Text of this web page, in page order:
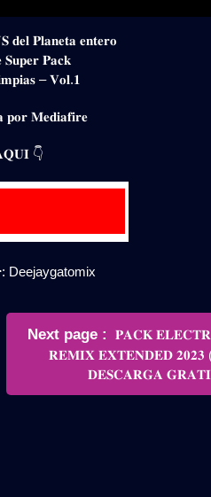
𝐝𝐞𝐥 𝐏𝐥𝐚𝐧𝐞𝐭𝐚 𝐞𝐧𝐭𝐞𝐫𝐨
𝐒𝐮𝐩𝐞𝐫 𝐏𝐚𝐜𝐤
– 𝐕𝐨𝐥.𝟏
𝐩𝐨𝐫 𝐌𝐞𝐝𝐢𝐚𝐟𝐢𝐫𝐞
👇
Deejaygatomix
Next page
Newer
Posts
𝐏𝐀𝐂𝐊
𝐑𝐄𝐌𝐈𝐗 𝐄𝐗𝐓𝐄𝐍𝐃𝐄𝐃 𝟐𝟎𝟐𝟑
𝐃𝐄𝐒𝐂𝐀𝐑𝐆𝐀